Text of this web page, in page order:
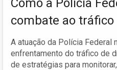
Como a Polícia
combate ao tráfico
A atuação da Polícia Federal
enfrentamento do tráfico de
de estratégias para